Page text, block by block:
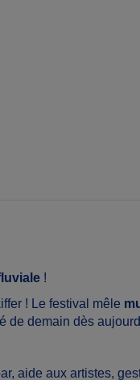
!
! Le festival mêle
de demain dès
aide aux artistes,